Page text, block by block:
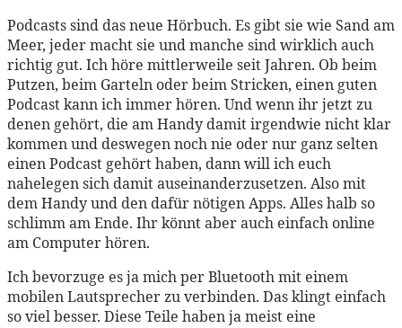
Podcasts sind das neue Hörbuch. Es gibt sie wie Sand am
Meer, jeder macht sie und manche sind wirklich auch
richtig gut. Ich höre mittlerweile seit Jahren. Ob beim
Putzen, beim Garteln oder beim Stricken, einen guten
Podcast kann ich immer hören. Und wenn ihr jetzt zu
denen gehört, die am Handy damit irgendwie nicht klar
kommen und deswegen noch nie oder nur ganz selten
einen Podcast gehört haben, dann will ich euch
nahelegen sich damit auseinanderzusetzen. Also mit
dem Handy und den dafür nötigen Apps. Alles halb so
schlimm am Ende. Ihr könnt aber auch einfach online
am Computer hören.
Ich bevorzuge es ja mich per Bluetooth mit einem
mobilen Lautsprecher zu verbinden. Das klingt einfach
so viel besser. Diese Teile haben ja meist eine